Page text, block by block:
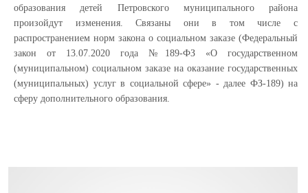
образования детей Петровского муниципального района
произойдут изменения. Связаны они в том числе с
распространением норм закона о социальном заказе (Федеральный
закон от 13.07.2020 года №189-ФЗ «О государственном
(муниципальном) социальном заказе на оказание государственных
(муниципальных) услуг в социальной сфере» - далее ФЗ-189) на
сферу дополнительного образования.